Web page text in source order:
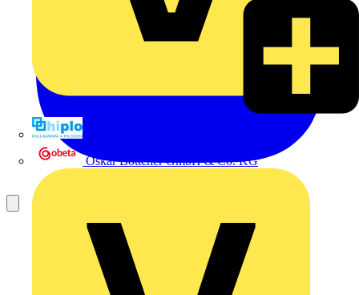
Oskar Böttcher GmbH & Co. KG